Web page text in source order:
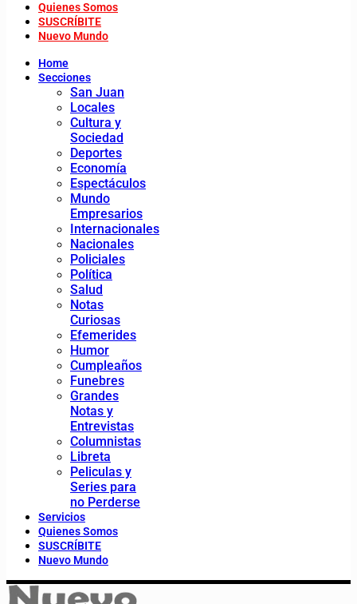
Quienes Somos
SUSCRÍBITE
Nuevo Mundo
Home
Secciones
San Juan
Locales
Cultura y
Sociedad
Deportes
Economía
Espectáculos
Mundo
Empresarios
Internacionales
Nacionales
Policiales
Política
Salud
Notas
Curiosas
Efemerides
Humor
Cumpleaños
Funebres
Grandes
Notas y
Entrevistas
Columnistas
Libreta
Peliculas y
Series para
no Perderse
Servicios
Quienes Somos
SUSCRÍBITE
Nuevo Mundo